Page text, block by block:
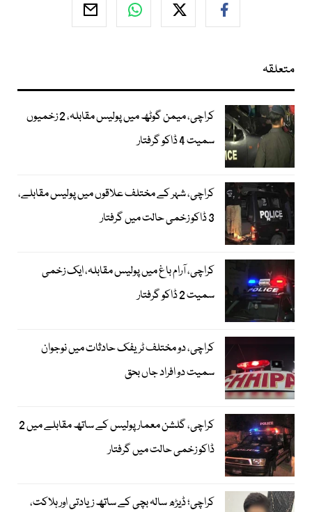
متعلقہ
کراچی، میمن گوٹھ میں پولیس مقابلہ، 2 زخمیوں
سمیت 4 ڈاکو گرفتار
کراچی، شہر کے مختلف علاقوں میں پولیس مقابلے،
3 ڈاکو زخمی حالت میں گرفتار
کراچی، آرام باغ میں پولیس مقابلہ، ایک زخمی
سمیت 2 ڈاکو گرفتار
کراچی، دو مختلف ٹریفک حادثات میں نوجوان
سمیت دو افراد جاں بحق
کراچی، گلشن معمار پولیس کے ساتھ مقابلے میں 2
ڈاکو زخمی حالت میں گرفتار
کراچی؛ ڈیڑھ سالہ بچی کے ساتھ زیادتی اور ہلاکت،